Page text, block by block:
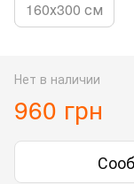
160х300 см
Нет в наличии
960 грн